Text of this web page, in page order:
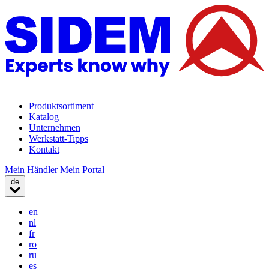
Produktsortiment
Katalog
Unternehmen
Werkstatt-Tipps
Kontakt
Mein Händler Mein Portal
de
en
nl
fr
ro
ru
es